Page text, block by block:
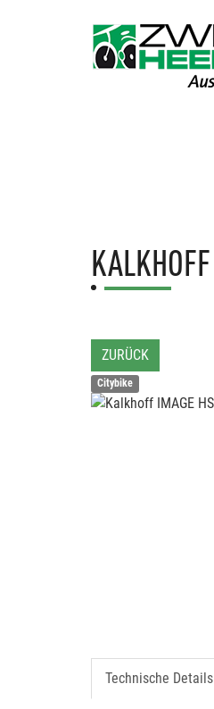
KALKHOFF
ZURÜCK
Citybike
Technische Details